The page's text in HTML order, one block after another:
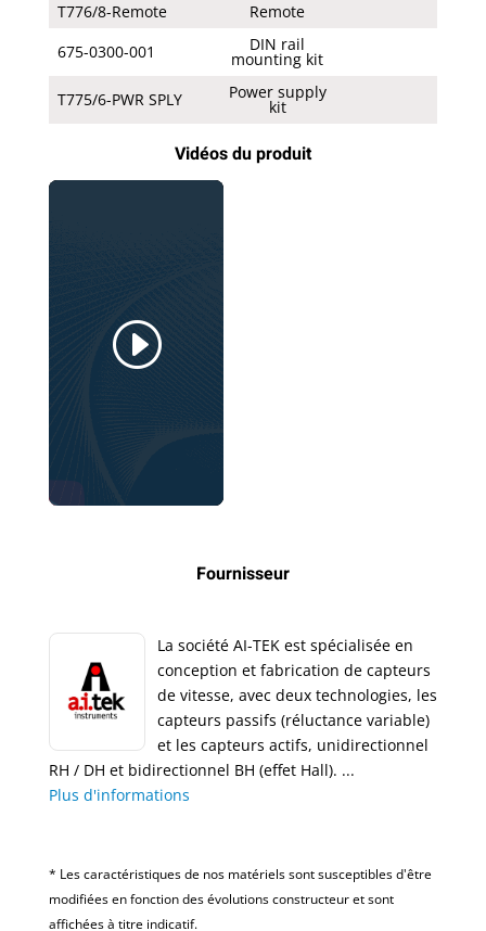
T776/8-Remote
Remote
675-0300-001
DIN rail
mounting kit
T775/6-PWR SPLY
Power supply
kit
Vidéos du produit
Fournisseur
La société AI-TEK est spécialisée en
conception et fabrication de capteurs
de vitesse, avec deux technologies, les
capteurs passifs (réluctance variable)
et les capteurs actifs, unidirectionnel
RH / DH et bidirectionnel BH (effet Hall). ...
Plus d'informations
* Les caractéristiques de nos matériels sont susceptibles d'être
modifiées en fonction des évolutions constructeur et sont
affichées à titre indicatif.